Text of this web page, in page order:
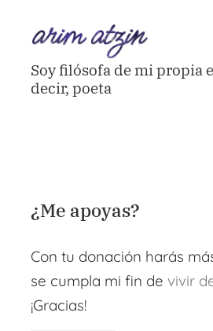
Soy filósofa de mi propia
decir, poeta
¿Me apoyas?
Con tu donación harás
se cumpla mi fin de vivir
¡Gracias!